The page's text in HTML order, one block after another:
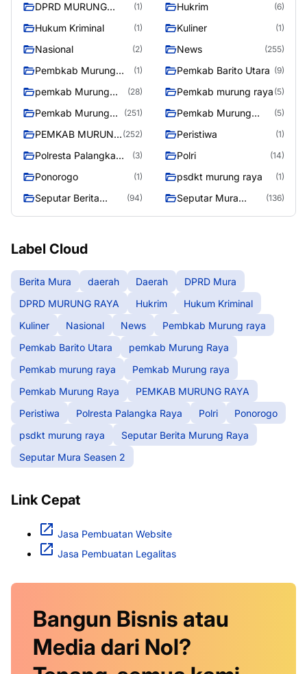
DPRD MURUNG
(1) Hukrim (6)
Hukum Kriminal (1) Kuliner (1)
Nasional (2) News (255)
Pembkab Murung
(1) Pemkab Barito Utara (9)
pemkab Murung
(28) Pemkab murung raya (5)
Pemkab Murung
(251)
Pemkab Murung
(5)
PEMKAB MURUNG (252) Peristiwa (1)
Polresta Palangka
(3) Polri (14)
Ponorogo (1) psdkt murung raya (1)
Seputar Berita
(94)
Seputar Mura
(136)
Label Cloud
Berita Mura daerah Daerah
DPRD Mura
DPRD MURUNG RAYA
Hukrim
Hukum Kriminal
Kuliner
Nasional News
Pembkab Murung raya
Pemkab Barito Utara
pemkab Murung Raya
Pemkab murung raya
Pemkab Murung raya
Pemkab Murung Raya
PEMKAB MURUNG RAYA
Peristiwa
Polresta Palangka Raya Polri
Ponorogo
psdkt murung raya
Seputar Berita Murung Raya
Seputar Mura Seasen 2
Link Cepat
Jasa Pembuatan Website
Jasa Pembuatan Legalitas
Bangun Bisnis atau
Media dari Nol?